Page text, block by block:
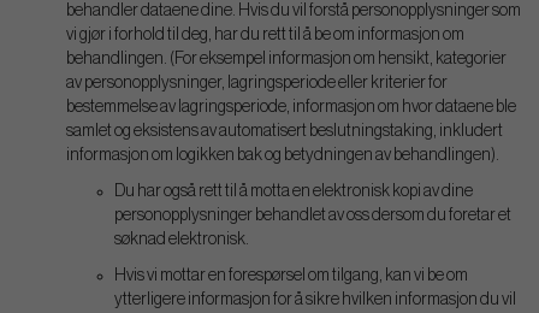
behandler dataene dine. Hvis du vil forstå personopplysninger som
vi gjør i forhold til deg, har du rett til å be om informasjon om
behandlingen. (For eksempel informasjon om hensikt, kategorier
av personopplysninger, lagringsperiode eller kriterier for
bestemmelse av lagringsperiode, informasjon om hvor dataene ble
samlet og eksistens av automatisert beslutningstaking, inkludert
informasjon om logikken bak og betydningen av behandlingen).
Du har også rett til å motta en elektronisk kopi av dine
personopplysninger behandlet av oss dersom du foretar et
søknad elektronisk.
Hvis vi mottar en forespørsel om tilgang, kan vi be om
ytterligere informasjon for å sikre hvilken informasjon du vil